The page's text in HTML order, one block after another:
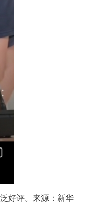
好评。来源：新华